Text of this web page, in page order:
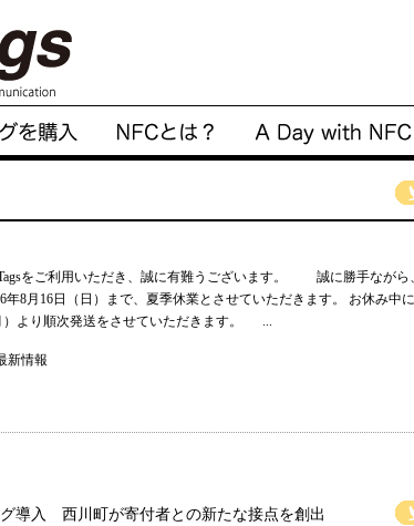
をご利用いただき、誠に有難うございます。 誠に勝手ながら
年8月16日（日）まで、夏季休業とさせていただきます。 お休み中
）より順次発送をさせていただきます。 ...
新情報
導入 西川町が寄付者との新たな接点を創出